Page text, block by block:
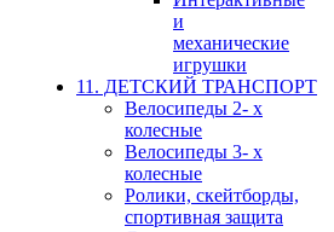
и
механические
игрушки
11. ДЕТСКИЙ ТРАНСПОРТ
Велосипеды 2- х
колесные
Велосипеды 3- х
колесные
Ролики, скейтборды,
спортивная защита